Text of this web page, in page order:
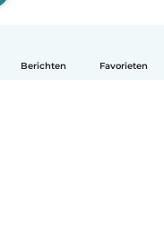
Berichten Favorieten